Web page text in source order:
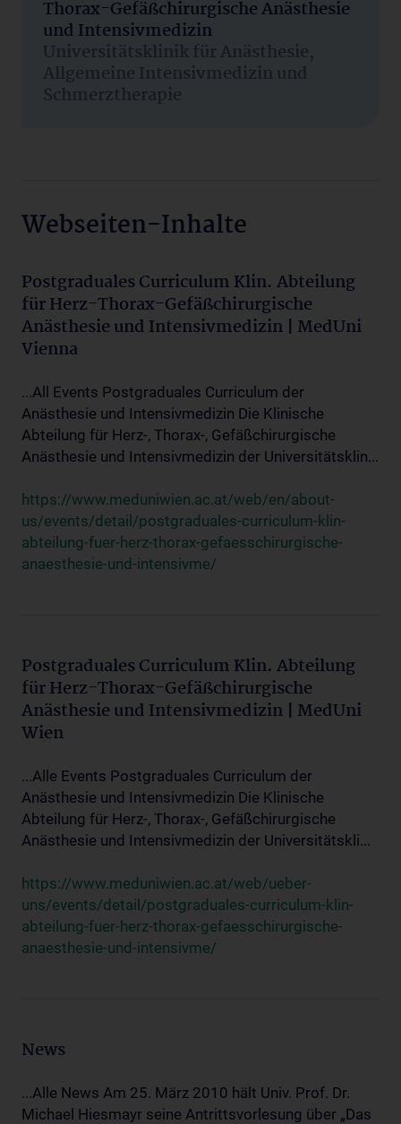
Thorax-Gefäßchirurgische Anästhesie
und Intensivmedizin
Universitätsklinik für Anästhesie,
Allgemeine Intensivmedizin und
Schmerztherapie
Webseiten-Inhalte
Postgraduales Curriculum Klin. Abteilung
für Herz-Thorax-Gefäßchirurgische
Anästhesie und Intensivmedizin | MedUni
Vienna
...All Events Postgraduales Curriculum der
Anästhesie und Intensivmedizin Die Klinische
Abteilung für Herz-, Thorax-, Gefäßchirurgische
Anästhesie und Intensivmedizin der Universitätsklin...
https://www.meduniwien.ac.at/web/en/about-
us/events/detail/postgraduales-curriculum-klin-
abteilung-fuer-herz-thorax-gefaesschirurgische-
anaesthesie-und-intensivme/
Postgraduales Curriculum Klin. Abteilung
für Herz-Thorax-Gefäßchirurgische
Anästhesie und Intensivmedizin | MedUni
Wien
...Alle Events Postgraduales Curriculum der
Anästhesie und Intensivmedizin Die Klinische
Abteilung für Herz-, Thorax-, Gefäßchirurgische
Anästhesie und Intensivmedizin der Universitätskli...
https://www.meduniwien.ac.at/web/ueber-
uns/events/detail/postgraduales-curriculum-klin-
abteilung-fuer-herz-thorax-gefaesschirurgische-
anaesthesie-und-intensivme/
News
...Alle News Am 25. März 2010 hält Univ. Prof. Dr.
Michael Hiesmayr seine Antrittsvorlesung über „Das